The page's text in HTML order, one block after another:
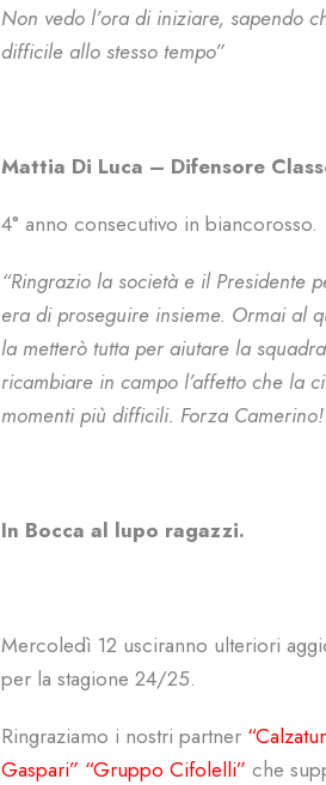
Non vedo l’ora di iniziare, sapendo
difficile allo stesso tempo”
Mattia Di Luca – Difensore
4° anno consecutivo in biancorosso.
“Ringrazio la società e il Presidente
era di proseguire insieme. Ormai al
la metterò tutta per aiutare la
ricambiare in campo l’affetto che la
momenti più difficili. Forza
In Bocca al lupo ragazzi.
Mercoledì 12 usciranno ulteriori
per la stagione 24/25.
Ringraziamo i nostri partner
Gaspari” “Gruppo Cifolelli” che